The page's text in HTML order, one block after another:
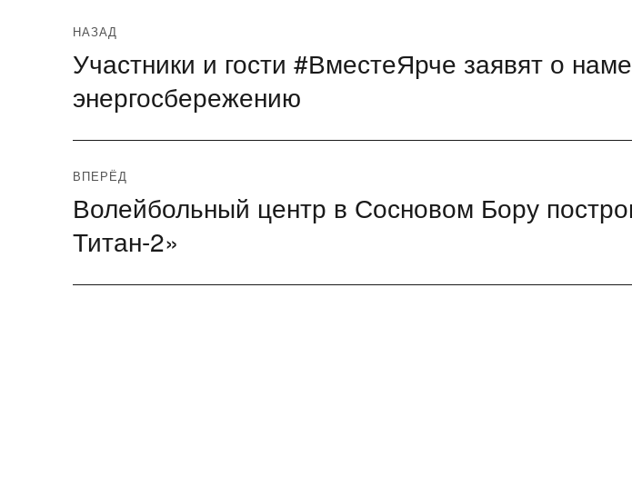
Навигация
по
записям
НАЗАД
Предыдущая
Участники и гости #ВместеЯрче заявят о
энергосбережению
ВПЕРЁД
Следующая
Волейбольный центр в Сосновом Бору
Титан-2»